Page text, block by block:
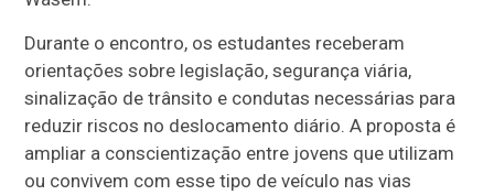
Durante o encontro, os estudantes receberam
orientações sobre legislação, segurança viária,
sinalização de trânsito e condutas necessárias para
reduzir riscos no deslocamento diário. A proposta é
ampliar a conscientização entre jovens que utilizam
ou convivem com esse tipo de veículo nas vias